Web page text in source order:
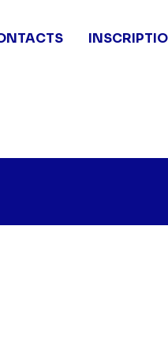
- Ducobu 3 - Ducobu 3"
21:10 - Ducobu 3 -